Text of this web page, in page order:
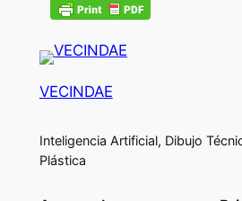
VECINDAE
Inteligencia Artificial, Dibujo
Plástica